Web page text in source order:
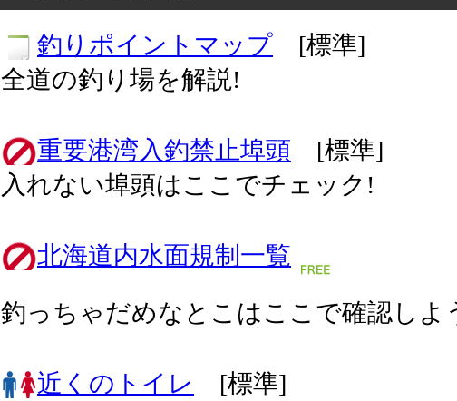
釣りポイントマップ [標準]
全道の釣り場を解説!
重要港湾入釣禁止埠頭 [標準]
入れない埠頭はここでチェック!
北海道内水面規制一覧
釣っちゃだめなとこはここで確認しよ
近くのトイレ [標準]